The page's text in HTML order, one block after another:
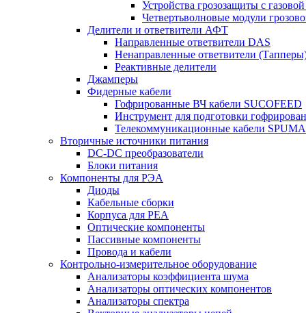
Устройства грозозащиты с
Четвертьволновые модули
Делители и ответвители АФТ
Направленные ответвители DAS
Ненаправленные ответвители
Реактивные делители
Джамперы
Фидерные кабели
Гофрированные ВЧ кабели SUCOFEED
Инструмент для подготовки
Телекоммуникационные кабели SPUMA
Вторичные источники питания
DC-DC преобразователи
Блоки питания
Компоненты для РЭА
Диоды
Кабельные сборки
Корпуса для РЕА
Оптические компоненты
Пассивные компоненты
Провода и кабели
Контрольно-измерительное оборудование
Анализаторы коэффициента шума
Анализаторы оптических компонентов
Анализаторы спектра